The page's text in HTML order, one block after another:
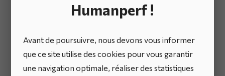
Humanperf !
Avant de poursuivre, nous devons vous informer
que ce site utilise des cookies pour vous garantir
une navigation optimale, réaliser des statistiques
retour sur
investissement avec
IDhall